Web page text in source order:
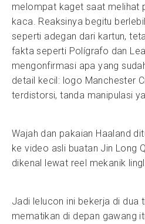
melompat kaget saat melihat
kaca. Reaksinya begitu
seperti adegan dari kartun,
fakta seperti Polígrafo dan
mengonfirmasi apa yang
detail kecil: logo Manchester
terdistorsi, tanda manipulasi
Wajah dan pakaian Haaland
ke video asli buatan Jin Long
dikenal lewat reel mekanik
Jadi lelucon ini bekerja di dua
mematikan di depan gawang